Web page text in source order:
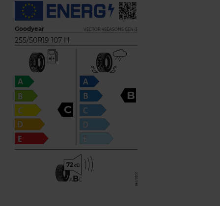
Goodyear VECTOR 4SEASONS GEN-3
255/50R19 107 H
C
B
72
ABC